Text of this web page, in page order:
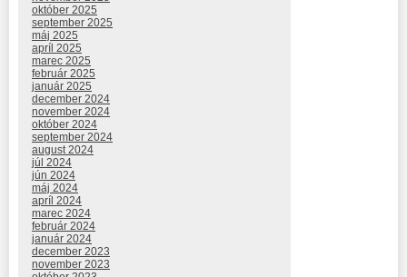
október 2025
september 2025
máj 2025
apríl 2025
marec 2025
február 2025
január 2025
december 2024
november 2024
október 2024
september 2024
august 2024
júl 2024
jún 2024
máj 2024
apríl 2024
marec 2024
február 2024
január 2024
december 2023
november 2023